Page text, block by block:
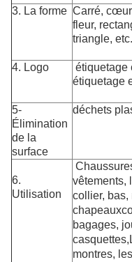
3. La forme Carré,
fleur,
triangle, etc.
4. Logo
étiquetage
étiquetage
5-
Élimination
de la
surface
déchets
6.
Utilisation
vêtements,
collier, bas,
chapeaux
bagages,
casquettes,
montres,